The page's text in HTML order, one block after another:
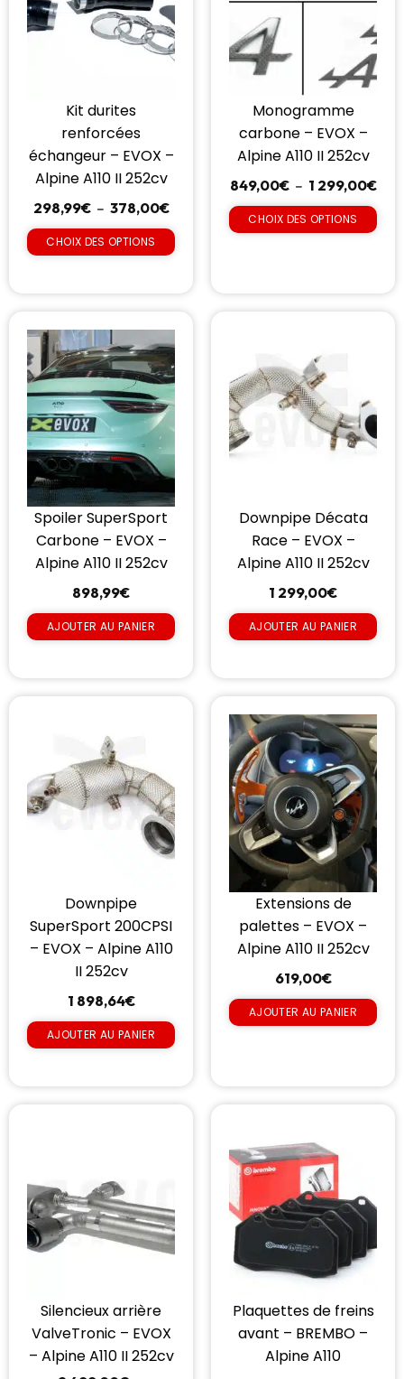
Kit durites
renforcées
échangeur – EVOX –
Alpine A110 II 252cv
298,99€ – 378,00€
CHOIX DES OPTIONS
Monogramme
carbone – EVOX –
Alpine A110 II 252cv
849,00€ – 1 299,00€
CHOIX DES OPTIONS
Spoiler SuperSport
Carbone – EVOX –
Alpine A110 II 252cv
898,99€
AJOUTER AU PANIER
Downpipe Décata
Race – EVOX –
Alpine A110 II 252cv
1 299,00€
AJOUTER AU PANIER
Downpipe
SuperSport 200CPSI
– EVOX – Alpine A110
II 252cv
1 898,64€
AJOUTER AU PANIER
Extensions de
palettes – EVOX –
Alpine A110 II 252cv
619,00€
AJOUTER AU PANIER
Silencieux arrière
ValveTronic – EVOX
– Alpine A110 II 252cv
Plaquettes de freins
avant – BREMBO –
Alpine A110